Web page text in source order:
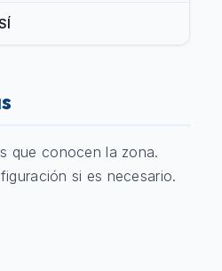
que conocen la zona.
si es necesario.